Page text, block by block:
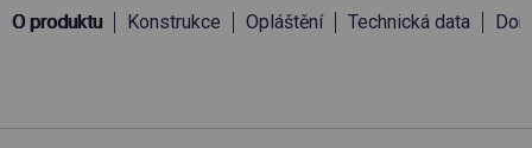
O produktu Konstrukce Opláštění Technická data